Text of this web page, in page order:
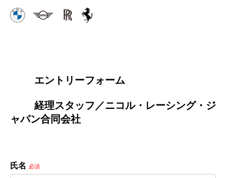
        エントリーフォーム
ャパン合同会社
氏名 必須